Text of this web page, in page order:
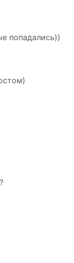
попадались))